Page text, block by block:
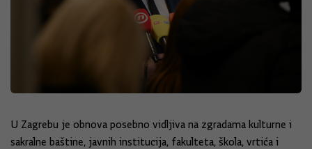
U Zagrebu je obnova posebno vidljiva na zgradama kulturne i
sakralne baštine, javnih institucija, fakulteta, škola, vrtića i